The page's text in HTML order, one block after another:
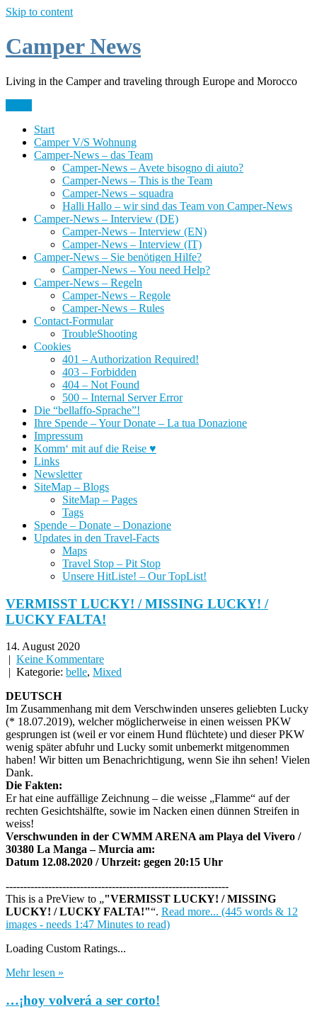
Skip to content
Camper News
Living in the Camper and traveling through Europe and Morocco
Start
Camper V/S Wohnung
Camper-News – das Team
Camper-News – Avete bisogno di aiuto?
Camper-News – This is the Team
Camper-News – squadra
Halli Hallo – wir sind das Team von Camper-News
Camper-News – Interview (DE)
Camper-News – Interview (EN)
Camper-News – Interview (IT)
Camper-News – Sie benötigen Hilfe?
Camper-News – You need Help?
Camper-News – Regeln
Camper-News – Regole
Camper-News – Rules
Contact-Formular
TroubleShooting
Cookies
401 – Authorization Required!
403 – Forbidden
404 – Not Found
500 – Internal Server Error
Die “bellaffo-Sprache”!
Ihre Spende – Your Donate – La tua Donazione
Impressum
Komm‘ mit auf die Reise ♥
Links
Newsletter
SiteMap – Blogs
SiteMap – Pages
Tags
Spende – Donate – Donazione
Updates in den Travel-Facts
Maps
Travel Stop – Pit Stop
Unsere HitListe! – Our TopList!
VERMISST LUCKY! / MISSING LUCKY! /
LUCKY FALTA!
14. August 2020
| Keine Kommentare
| Kategorie: belle, Mixed
DEUTSCH
Im Zusammenhang mit dem Verschwinden unseres geliebten Lucky
(* 18.07.2019), welcher möglicherweise in einen weissen PKW
gesprungen ist (weil er vor einem Hund flüchtete) und dieser PKW
wenig später abfuhr und Lucky somit unbemerkt mitgenommen
haben! Wir bitten um Benachrichtigung, wenn Sie ihn sehen! Vielen
Dank.
Die Fakten:
Er hat eine auffällige Zeichnung – die weisse „Flamme“ auf der
rechten Gesichtshälfte, sowie im Nacken einen dünnen Streifen in
weiss!
Verschwunden in der CWMM ARENA am Playa del Vivero /
30380 La Manga – Murcia am:
Datum 12.08.2020 / Uhrzeit: gegen 20:15 Uhr
---------------------------------------------------------------
This is a PreView to
"VERMISST LUCKY! / MISSING
LUCKY! / LUCKY FALTA!" . Read more... (445 words & 12
images - needs 1:47 Minutes to read)
Loading Custom Ratings...
Mehr lesen »
…¡hoy volverá a ser corto!